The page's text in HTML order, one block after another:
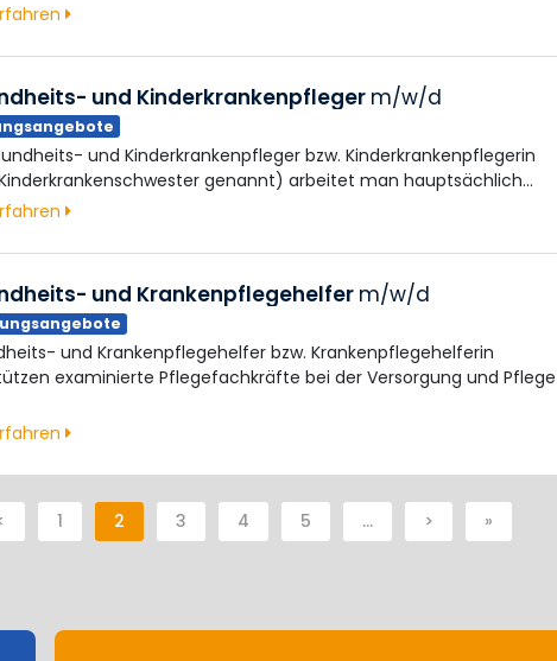
und Kinderkrankenpfleger m/w/d
und Kinderkrankenpfleger bzw. Kinderkrankenpflegerin
genannt) arbeitet man hauptsächlich…
und Krankenpflegehelfer m/w/d
und Krankenpflegehelfer bzw. Krankenpflegehelferin
examinierte Pflegefachkräfte bei der Versorgung und Pflege
1 2 3 4 5 … > »